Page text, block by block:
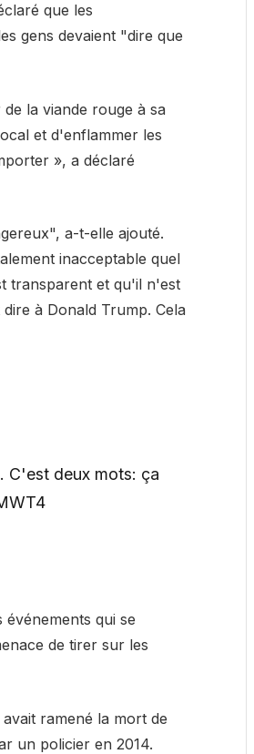
que les
gens devaient "dire que
la viande rouge à sa
et d'enflammer les
», a déclaré
a-t-elle ajouté.
inacceptable quel
transparent et qu'il n'est
à Donald Trump. Cela
C'est deux mots: ça
qui se
de tirer sur les
ramené la mort de
un policier en 2014.